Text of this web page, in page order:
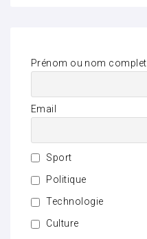
Prénom ou nom complet
Email
Sport
Politique
Technologie
Culture